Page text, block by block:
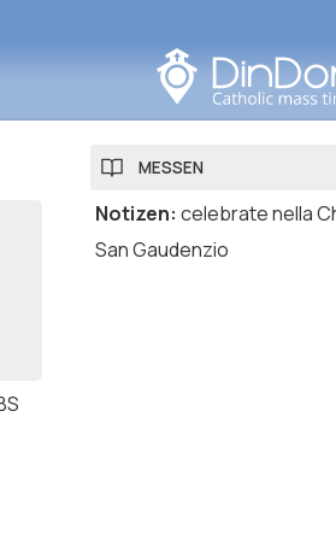
MESSEN
Notizen: celebrate nella
San Gaudenzio